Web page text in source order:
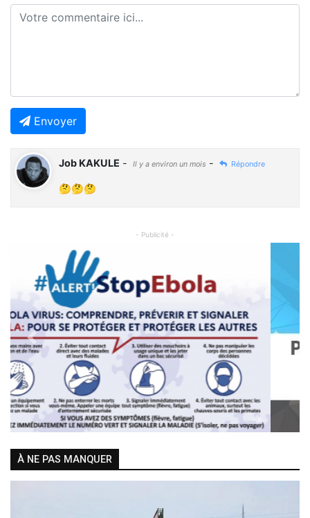
Envoyer
Job KAKULE - Il y a environ un mois - Répondre
🤔🤔🤔
- Publicité -
Previous Next
À NE PAS MANQUER